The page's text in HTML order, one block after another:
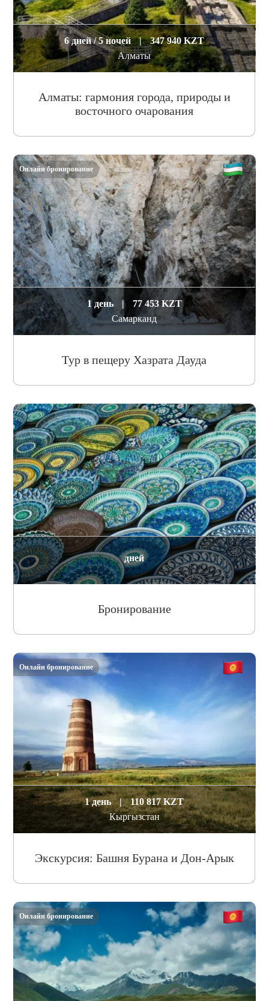
6 дней / 5 ночей |
347 940 KZT
Алматы
Алматы: гармония города, природы и
восточного очарования
1 день |
77 453 KZT
Самарканд
Тур в пещеру Хазрата Дауда
Онлайн бронирование
дней
Бронирование
1 день |
110 817 KZT
Кыргызстан
Экскурсия: Башня Бурана и Дон-Арык
Онлайн бронирование
Онлайн бронирование